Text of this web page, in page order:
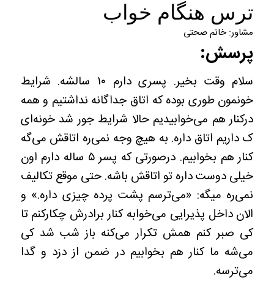
ترس هنگام خواب
مشاور: خانم صحتی
پرسش:
سلام وقت بخیر. پسری دارم ۱۰ سالشه. شرایط
خونمون طوری بوده که اتاق جداگانه نداشتیم و همه
درکنار هم می‌خوابیدیم حالا شرایط جور شد خونه‌ای
ک داریم اتاق داره. به هیچ وجه نمی‌ره اتاقش می‌گه
کنار هم بخوابیم. درصورتی که پسر ۵ ساله دارم اون
خیلی دوست داره تو اتاقش باشه. حتی موقع تکالیف
نمی‌ره میگه: «می‌ترسم پشت پرده چیزی داره.» و
الان داخل پذیرایی می‌خوابه کنار برادرش چکارکنم تا
کی صبر کنم همش تکرار می‌کنه باز شب شد کی
می‌شه ما کنار هم بخوابیم در ضمن از دزد و گدا
می‌ترسه.